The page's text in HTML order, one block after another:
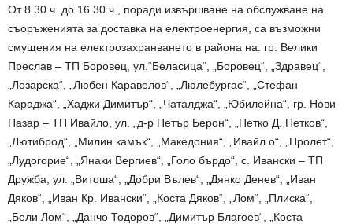
От 8.30 ч. до 16.30 ч., поради извършване на обслужване на
съоръженията за доставка на електроенергия, са възможни
смущения на електрозахранването в района на: гр. Велики
Преслав – ТП Боровец, ул.“Беласица“, „Боровец“, „Здравец“,
„Лозарска“, „Любен Каравелов“, „Люлебургас“, „Стефан
Караджа“, „Хаджи Димитър“, „Чаталджа“, „Юбилейна“, гр. Нови
Пазар – ТП Ивайло, ул. „д-р Петър Берон“, „Петко Д. Петков“,
„Лютиброд“, „Милин камък“, „Македония“, „Ивайл о“, „Пролет“,
„Лудогорие“, „Янаки Вергиев“, „Голо бърдо“, с. Ивански – ТП
Дружба, ул. „Витоша“, „Добри Вълев“, „Дянко Денев“, „Иван
Дяков“, „Иван Кр. Ивански“, „Коста Дяков“, „Лом“, „Плиска“,
„Бели Лом“, „Данчо Тодоров“, „Димитър Благоев“, „Коста